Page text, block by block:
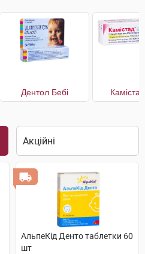
Дентол Бебі
АльпеКід Денто таблетки 60
шт